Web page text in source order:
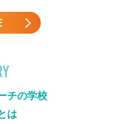
チの学校
は